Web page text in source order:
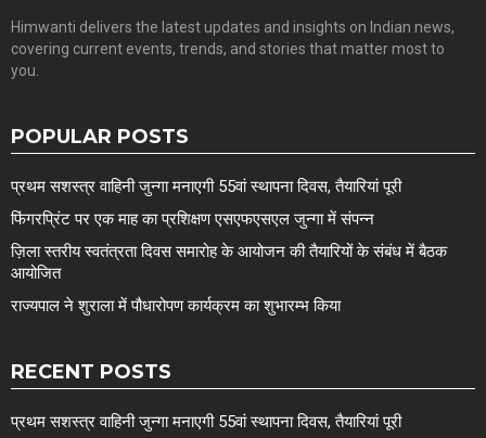
Himwanti delivers the latest updates and insights on Indian news,
covering current events, trends, and stories that matter most to
you.
POPULAR POSTS
प्रथम सशस्त्र वाहिनी जुन्गा मनाएगी 55वां स्थापना दिवस, तैयारियां पूरी
फिंगरप्रिंट पर एक माह का प्रशिक्षण एसएफएसएल जुन्गा में संपन्न
ज़िला स्तरीय स्वतंत्रता दिवस समारोह के आयोजन की तैयारियों के संबंध में बैठक
आयोजित
राज्यपाल ने शुराला में पौधारोपण कार्यक्रम का शुभारम्भ किया
RECENT POSTS
प्रथम सशस्त्र वाहिनी जुन्गा मनाएगी 55वां स्थापना दिवस, तैयारियां पूरी